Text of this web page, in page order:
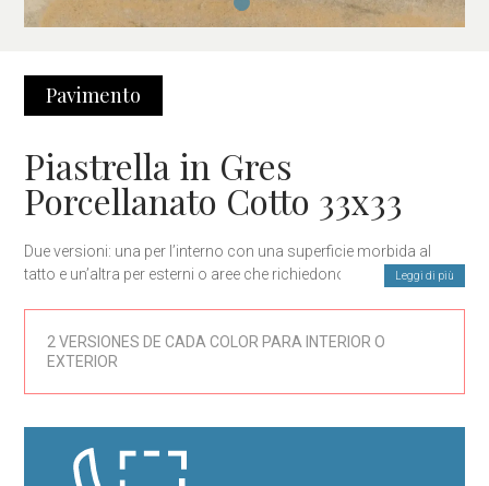
Pavimento
Piastrella in Gres
Porcellanato Cotto 33x33
Due versioni: una per l’interno con una superficie morbida al
tatto e un’altra per esterni o aree che richiedono un pavimento
Combinabile anche con altre dimensioni della serie Cotto: 30×60.
calore dei colori naturali e terrosi in tonalità moderne e curate.
Leggi di più
2 VERSIONES DE CADA COLOR PARA INTERIOR O
EXTERIOR